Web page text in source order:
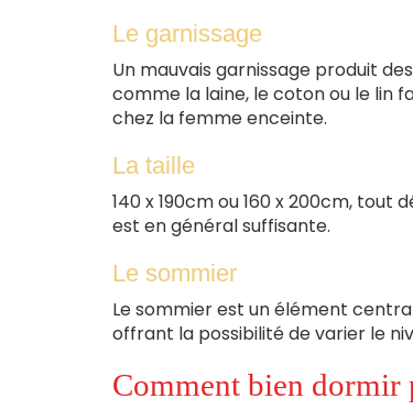
Le garnissage
Un mauvais garnissage produit
comme la laine, le coton ou le lin
chez la femme enceinte.
La taille
140 x 190cm ou 160 x 200cm,
est en général suffisante.
Le sommier
Le sommier est un élément
offrant la possibilité de varier le
Comment bien dormir